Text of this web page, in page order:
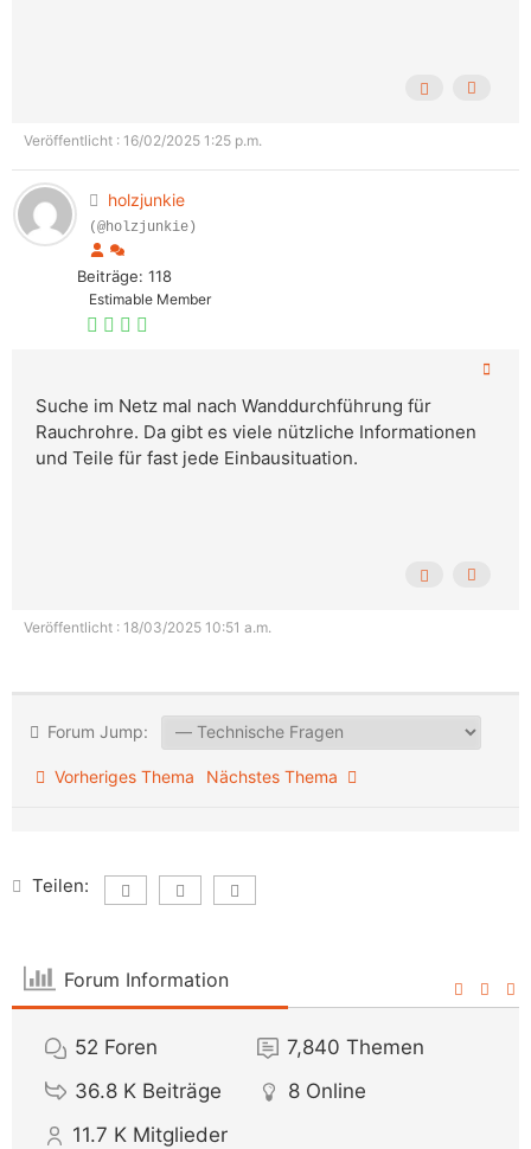
Veröffentlicht : 16/02/2025 1:25 p.m.
holzjunkie
(@holzjunkie)
Beiträge: 118
Estimable Member
Suche im Netz mal nach Wanddurchführung für
Rauchrohre. Da gibt es viele nützliche Informationen
und Teile für fast jede Einbausituation.
Veröffentlicht : 18/03/2025 10:51 a.m.
Forum Jump:
Vorheriges Thema Nächstes Thema
Teilen:
Forum Information
52 Foren 7,840 Themen
36.8 K Beiträge 8 Online
11.7 K Mitglieder